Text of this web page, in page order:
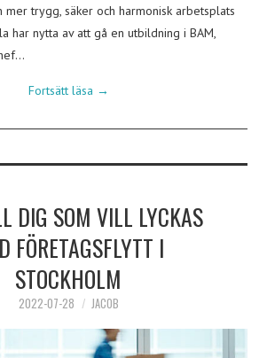
trygg, säker och harmonisk arbetsplats
har nytta av att gå en utbildning i BAM,
Fortsätt läsa →
DIG SOM VILL LYCKAS
FÖRETAGSFLYTT I
STOCKHOLM
2022-07-28 JACOB